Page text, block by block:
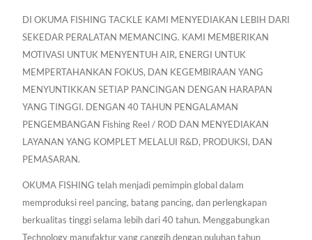
DI OKUMA FISHING TACKLE KAMI MENYEDIAKAN LEBIH DARI
SEKEDAR PERALATAN MEMANCING. KAMI MEMBERIKAN
MOTIVASI UNTUK MENYENTUH AIR, ENERGI UNTUK
MEMPERTAHANKAN FOKUS, DAN KEGEMBIRAAN YANG
MENYUNTIKKAN SETIAP PANCINGAN DENGAN HARAPAN
YANG TINGGI. DENGAN 40 TAHUN PENGALAMAN
PENGEMBANGAN Fishing Reel / ROD DAN MENYEDIAKAN
LAYANAN YANG KOMPLET MELALUI R&D, PRODUKSI, DAN
PEMASARAN.
OKUMA FISHING telah menjadi pemimpin global dalam
memproduksi reel pancing, batang pancing, dan perlengkapan
berkualitas tinggi selama lebih dari 40 tahun. Menggabungkan
Technology manufaktur yang canggih dengan puluhan tahun